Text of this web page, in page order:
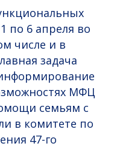
по 6 апреля во
числе и в
задача
МФЦ
семьям с
в комитете по
47-го